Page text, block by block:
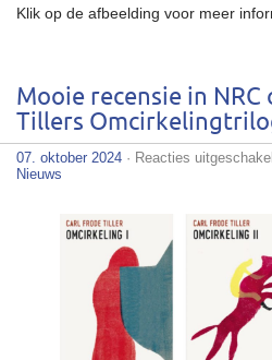
Klik op de afbeelding voor meer
Mooie recensie in NRC
Tillers
07. oktober 2024 · Reacties
Nieuws